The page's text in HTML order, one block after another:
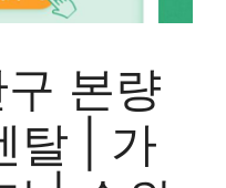
본량
탈 | 가